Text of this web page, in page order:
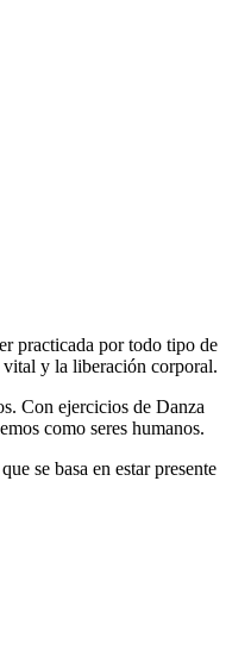
practicada por todo tipo de
vital y la liberación corporal.
Con ejercicios de Danza
como seres humanos.
se basa en estar presente